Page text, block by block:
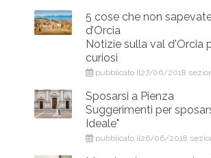
5 cose che non
d’Orcia
Notizie sulla val d'Orcia
curiosi
pubblicato il27/06/2018
Sposarsi a Pienza
Suggerimenti per
Ideale"
pubblicato il26/06/2018